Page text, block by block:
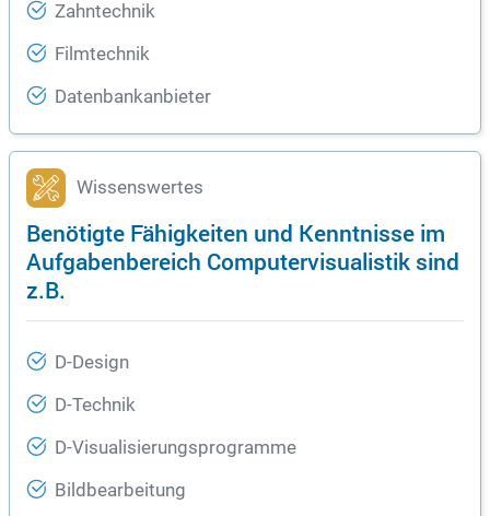
Zahntechnik
Filmtechnik
Datenbankanbieter
Wissenswertes
Benötigte Fähigkeiten und Kenntnisse im
Aufgabenbereich Computervisualistik sind
z.B.
D-Design
D-Technik
D-Visualisierungsprogramme
Bildbearbeitung